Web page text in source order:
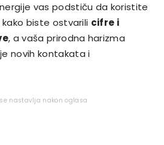
vas podstiču da koristite
biste ostvarili cifre i
, a vaša prirodna harizma
novih kontakata i
nastavlja nakon oglasa